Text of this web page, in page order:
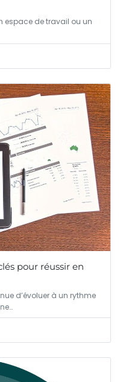
espace de travail ou un
pour réussir en
d’évoluer à un rythme